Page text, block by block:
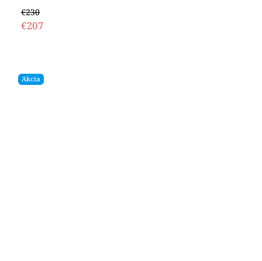
€230
€207
Akcia